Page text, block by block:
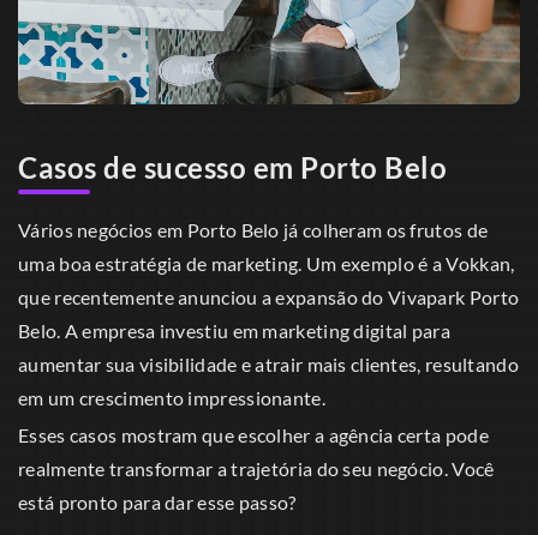
Casos de sucesso em Porto Belo
Vários negócios em Porto Belo já colheram os frutos de
uma boa estratégia de marketing. Um exemplo é a Vokkan,
que recentemente anunciou a expansão do Vivapark Porto
Belo. A empresa investiu em marketing digital para
aumentar sua visibilidade e atrair mais clientes, resultando
em um crescimento impressionante.
Esses casos mostram que escolher a agência certa pode
realmente transformar a trajetória do seu negócio. Você
está pronto para dar esse passo?